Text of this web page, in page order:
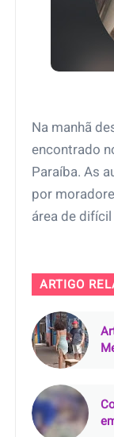
Na manhã
encontrado
Paraíba. As
por
área de
ARTIGO